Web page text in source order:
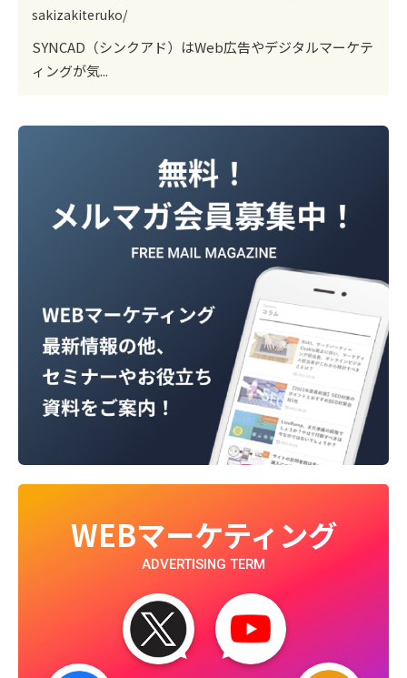
sakizakiteruko/
SYNCAD（シンクアド）はWeb広告やデジタルマーケテ
ィングが気...
WEBマーケティング
ADVERTISING TERM